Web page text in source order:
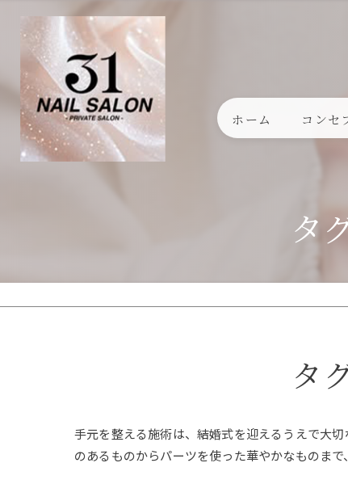
ホーム コンセ
タ
タ
手元を整える施術は、結婚式を迎えるうえで大
のあるものからパーツを使った華やかなものま